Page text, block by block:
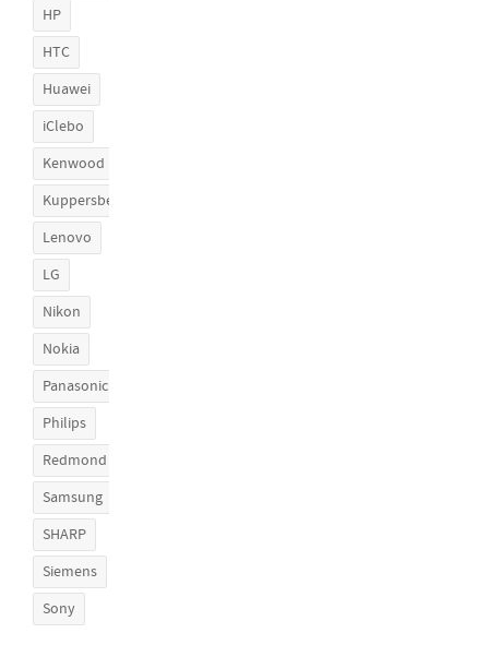
HP
HTC
Huawei
iClebo
Kenwood
Kuppersberg
Lenovo
LG
Nikon
Nokia
Panasonic
Philips
Redmond
Samsung
SHARP
Siemens
Sony